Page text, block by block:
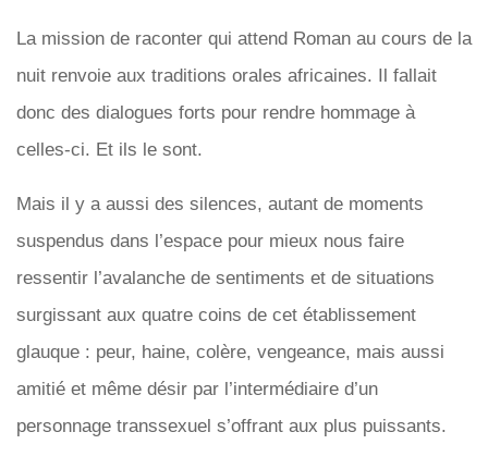
La mission de raconter qui attend Roman au cours de la
nuit renvoie aux traditions orales africaines. Il fallait
donc des dialogues forts pour rendre hommage à
celles-ci. Et ils le sont.
Mais il y a aussi des silences, autant de moments
suspendus dans l’espace pour mieux nous faire
ressentir l’avalanche de sentiments et de situations
surgissant aux quatre coins de cet établissement
glauque : peur, haine, colère, vengeance, mais aussi
amitié et même désir par l’intermédiaire d’un
personnage transsexuel s’offrant aux plus puissants.